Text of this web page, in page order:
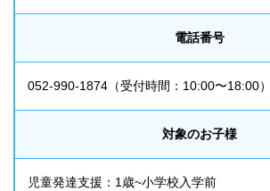
電話番号
052-990-1874 （受付時間：10:00〜18:00）
対象のお子様
児童発達支援：1歳~小学校入学前